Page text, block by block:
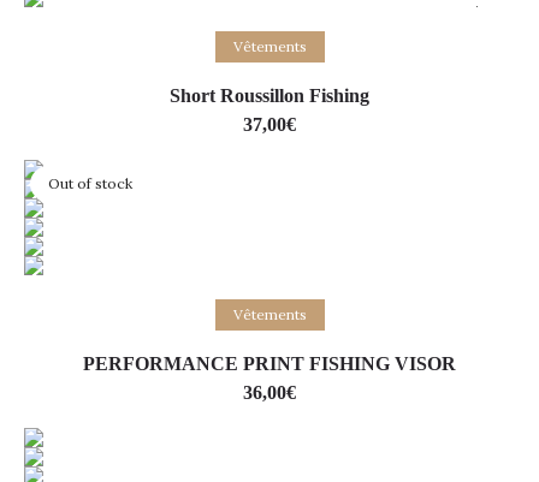
-10% Sale!
Ajouter au panier
Vêtements
Short Roussillon Fishing
37,00€
Lire la suite
Out of stock
Vêtements
PERFORMANCE PRINT FISHING VISOR
36,00€